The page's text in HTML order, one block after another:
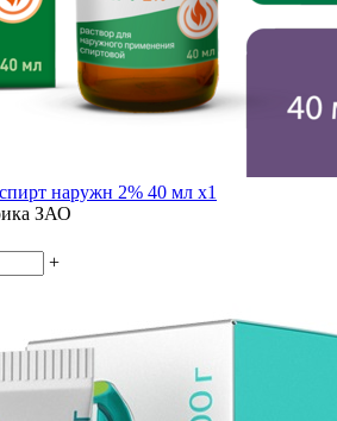
наружн 2% 40 мл x1
ЗАО
+